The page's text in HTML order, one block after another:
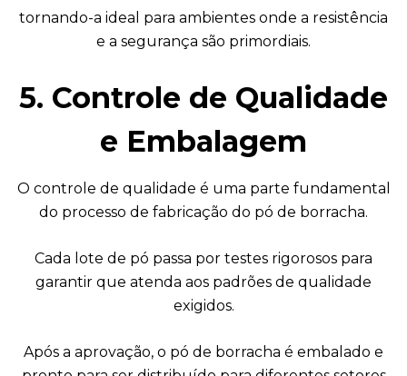
tornando-a ideal para ambientes onde a resistência
e a segurança são primordiais.
5. Controle de Qualidade
e Embalagem
O controle de qualidade é uma parte fundamental
do processo de fabricação do pó de borracha.
Cada lote de pó passa por testes rigorosos para
garantir que atenda aos padrões de qualidade
exigidos.
Após a aprovação, o pó de borracha é embalado e